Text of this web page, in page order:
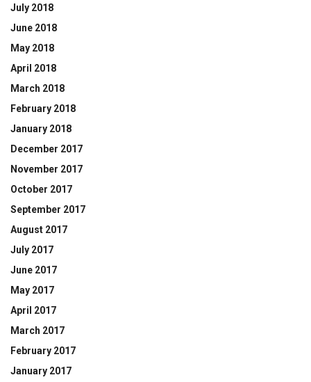
July 2018
June 2018
May 2018
April 2018
March 2018
February 2018
January 2018
December 2017
November 2017
October 2017
September 2017
August 2017
July 2017
June 2017
May 2017
April 2017
March 2017
February 2017
January 2017